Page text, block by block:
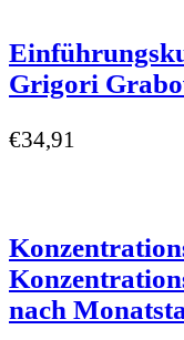
Grigori
€34,91
nach